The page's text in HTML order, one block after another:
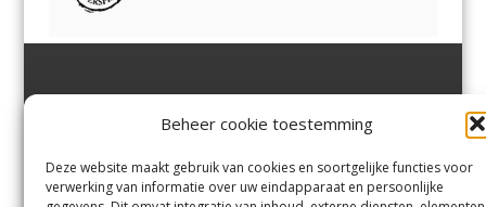
Beheer cookie toestemming
Deze website maakt gebruik van cookies en soortgelijke functies voor
verwerking van informatie over uw eindapparaat en persoonlijke
Margadantstraat 34
0255-533900
info@jutter.nlofinfo@hofgee
st.nl
Velserbroek,Velsen-Zuid,
Zuid,Driehuisen
Spaarnwoude.